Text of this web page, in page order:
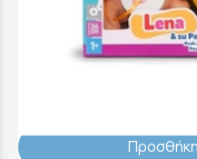
Baby Born Lena